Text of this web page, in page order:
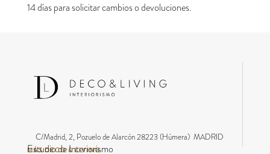
14 días para solicitar cambios o devoluciones.
C/Madrid, 2, Pozuelo de Alarcón 28223 (Húmera) MADRID
MÁS DECO & LIVING
Estudio de Interiorismo